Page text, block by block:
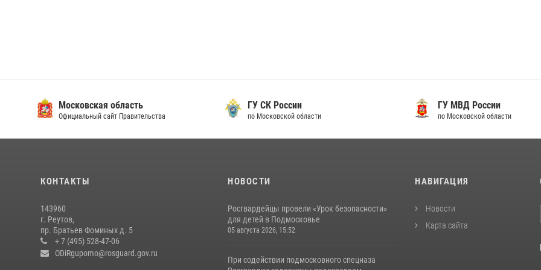
Московская область
Официальный сайт Правительства
ГУ СК России
по Московской области
ГУ МВД России
по Московской области
КОНТАКТЫ
143960
г. Реутов,
пр. Братьев Фоминых д. 5
+ 7 (495) 528-47-06
ODiRgupomo@rosguard.gov.ru
НОВОСТИ
Росгвардейцы провели «Урок безопасности»
для детей в Подмосковье
05 августа 2026, 15:52
При содействии подмосковного спецназа
НАВИГАЦИЯ
Новости
Карта сайта